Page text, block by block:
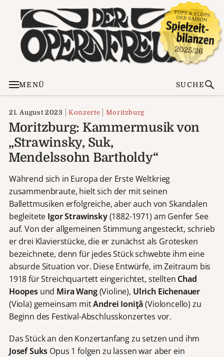
MENÜ SUCHE
21. August 2023 Konzerte Moritzburg
Moritzburg: Kammermusik von
„Strawinsky, Suk,
Mendelssohn Bartholdy“
Während sich in Europa der Erste Weltkrieg
zusammenbraute, hielt sich der mit seinen
Ballettmusiken erfolgreiche, aber auch von Skandalen
begleitete Igor Strawinsky(1882-1971) am Genfer See
auf. Von der allgemeinen Stimmung angesteckt, schrieb
er drei Klavierstücke, die er zunächst als Grotesken
bezeichnete, denn für jedes Stück schwebte ihm eine
absurde Situation vor. Diese Entwürfe, im Zeitraum bis
1918 für Streichquartett eingerichtet, stellten Chad
Hoopesund Mira Wang(Violine), Ulrich Eichenauer
(Viola) gemeinsam mitAndrei Ioniţă(Violoncello) zu
Beginn des Festival-Abschlusskonzertes vor.
Das Stück an den Konzertanfang zu setzen und ihm
Josef Suks Opus 1 folgen zu lassen war aber ein